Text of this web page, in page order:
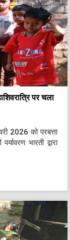
पर चला
2026 को परबत्ता
भारती द्वारा